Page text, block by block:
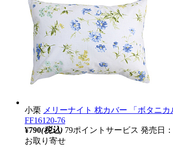
小栗 メリーナイト 枕カバー 「ボタニ
FF16120-76
¥790(税込) 79ポイントサービス 発売日
お取り寄せ